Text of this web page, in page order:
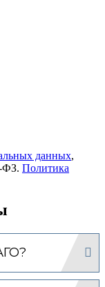
данных,
ФЗ. Политика